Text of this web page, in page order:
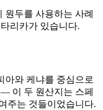
원두를 사용하는 사례
리카가 있습니다.
아와 케냐를 중심으로
이 두 원산지는 스페
주는 것들이었습니다.